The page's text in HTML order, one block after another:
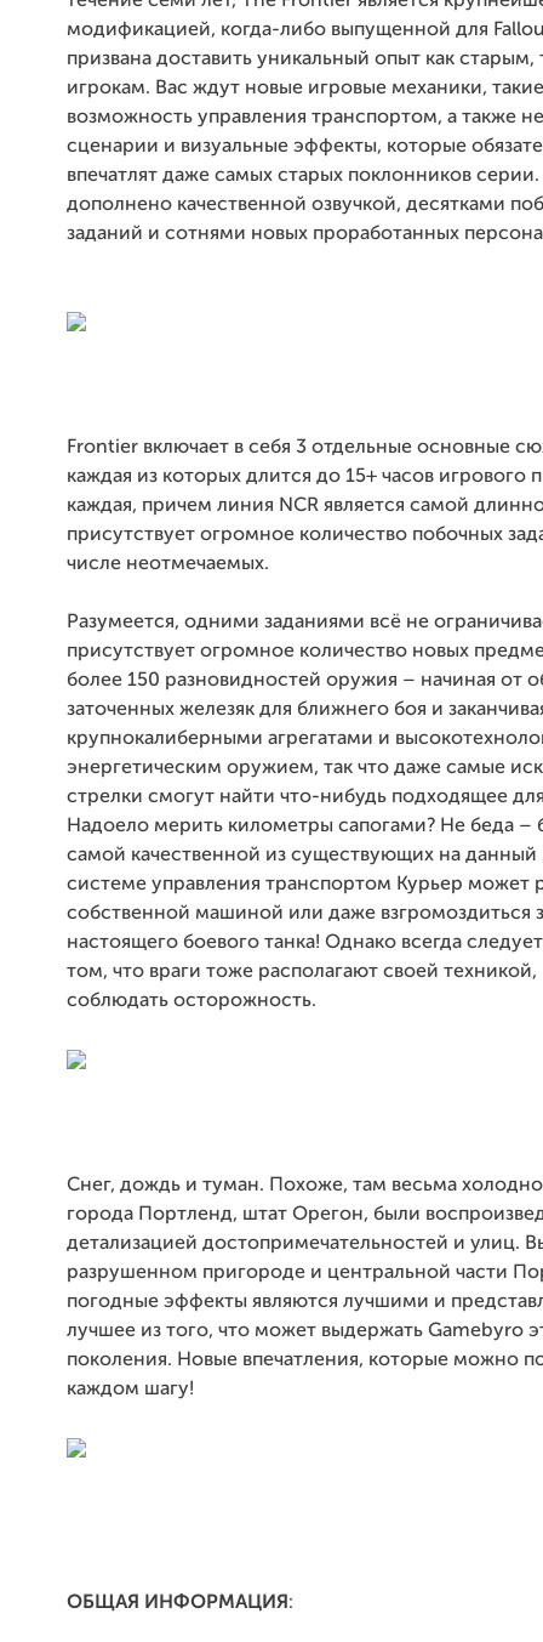
модификацией, когда-либо выпущенной для
призвана доставить уникальный опыт как старым,
игрокам. Вас ждут новые игровые механики,
возможность управления транспортом, а также
сценарии и визуальные эффекты, которые
впечатлят даже самых старых поклонников
дополнено качественной озвучкой, десятками
заданий и сотнями новых проработанных
Frontier включает в себя 3 отдельные основные
каждая из которых длится до 15+ часов игрового
каждая, причем линия NCR является самой
присутствует огромное количество побочных
числе неотмечаемых.
Разумеется, одними заданиями всё не
присутствует огромное количество новых
более 150 разновидностей оружия – начиная от
заточенных железяк для ближнего боя и
крупнокалиберными агрегатами и
энергетическим оружием, так что даже самые
стрелки смогут найти что-нибудь подходящее
Надоело мерить километры сапогами? Не беда –
самой качественной из существующих на
системе управления транспортом Курьер может
собственной машиной или даже взгромоздиться
настоящего боевого танка! Однако всегда
том, что враги тоже располагают своей техникой,
соблюдать осторожность.
Снег, дождь и туман. Похоже, там весьма
города Портленд, штат Орегон, были
детализацией достопримечательностей и улиц.
разрушенном пригороде и центральной части
погодные эффекты являются лучшими и
лучшее из того, что может выдержать Gamebyro
поколения. Новые впечатления, которые можно
каждом шагу!
ОБЩАЯ ИНФОРМАЦИЯ :